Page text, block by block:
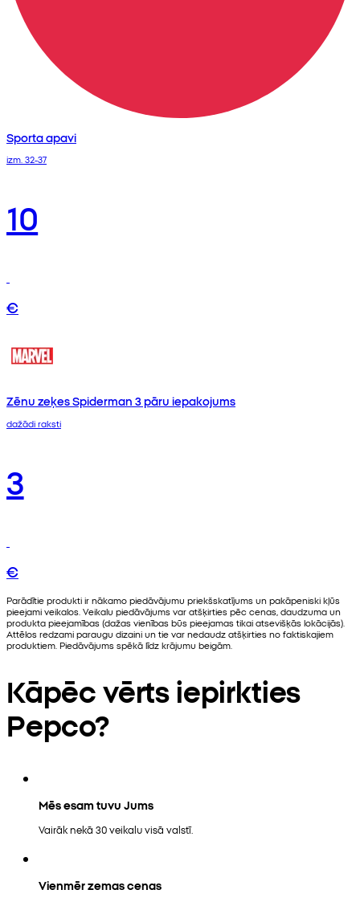
Sporta apavi
izm. 32-37
10
€
Zēnu zeķes Spiderman 3 pāru iepakojums
dažādi raksti
3
€
Parādītie produkti ir nākamo piedāvājumu priekšskatījums un pakāpeniski kļūs
pieejami veikalos. Veikalu piedāvājums var atšķirties pēc cenas, daudzuma un
produkta pieejamības (dažas vienības būs pieejamas tikai atsevišķās lokācijās).
Attēlos redzami paraugu dizaini un tie var nedaudz atšķirties no faktiskajiem
produktiem. Piedāvājums spēkā līdz krājumu beigām.
Kāpēc vērts iepirkties
Pepco?
Mēs esam tuvu Jums
Vairāk nekā 30 veikalu visā valstī.
Vienmēr zemas cenas